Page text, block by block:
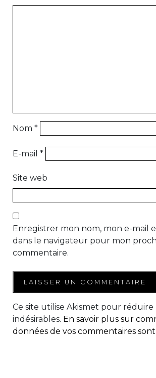
Nom *
E-mail *
Site web
Enregistrer mon nom, mon e-mail
dans le navigateur pour mon
commentaire.
Ce site utilise Akismet pour réduire
indésirables. En savoir plus sur
données de vos commentaires